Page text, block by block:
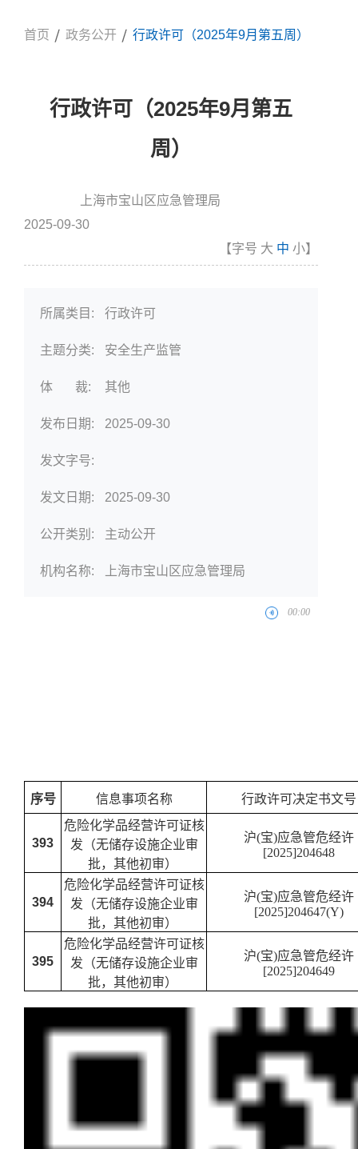
首页 政务公开 行政许可（2025年9月第五周）
行政许可（2025年9月第五
周）
上海市宝山区应急管理局
2025-09-30
【字号 大 中 小】
所属类目: 行政许可
主题分类: 安全生产监管
体 裁: 其他
发布日期: 2025-09-30
发文字号:
发文日期: 2025-09-30
公开类别: 主动公开
机构名称: 上海市宝山区应急管理局
序号 信息事项名称 行政许可决定书文号
393
危险化学品经营许可证核
发（无储存设施企业审
批，其他初审）
沪(宝)应急管危经许
[2025]204648
394
危险化学品经营许可证核
发（无储存设施企业审
批，其他初审）
沪(宝)应急管危经许
[2025]204647(Y)
395
危险化学品经营许可证核
发（无储存设施企业审
批，其他初审）
沪(宝)应急管危经许
[2025]204649